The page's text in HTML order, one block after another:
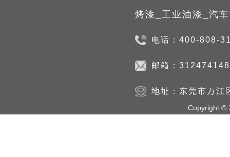
电话：400-808-
邮箱：
地址：东莞市万江
Copyright ©